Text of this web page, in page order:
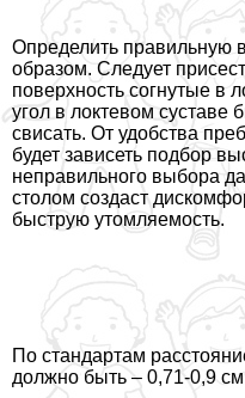
Определить правильную
образом. Следует
поверхность согнутые в
угол в локтевом суставе
свисать. От удобства
будет зависеть подбор
неправильного выбора
столом создаст
быструю утомляемость.
По стандартам
должно быть – 0,71-0,9 см